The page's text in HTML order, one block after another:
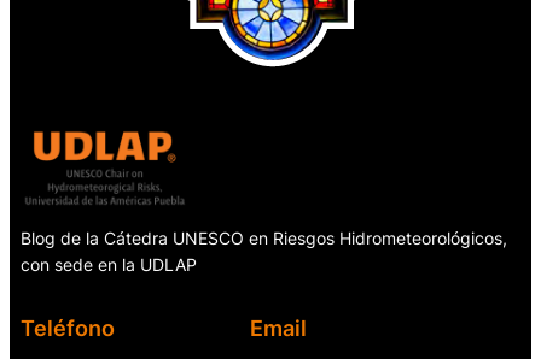
Blog de la Cátedra UNESCO en Riesgos Hidrometeorológicos,
con sede en la UDLAP
Teléfono Email